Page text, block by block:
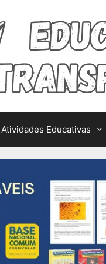
Atividades Educativas